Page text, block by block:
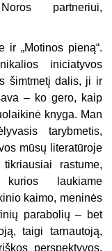
partneriui,
ir „Motinos pieną“.
iniciatyvos
šimtmetį dalis, ji ir
– ko gero, kaip
knyga. Man
tarybmetis,
mūsų literatūroje
rastume,
laukiame
kaimo, meninės
parabolių – bet
taigi tarnautoją,
perspektyvos.